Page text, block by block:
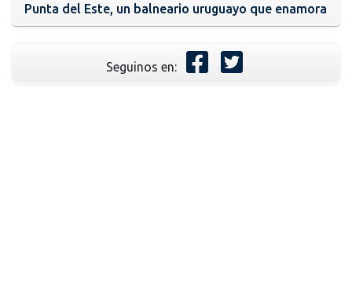
Punta del Este, un balneario uruguayo que enamora
Seguinos en: